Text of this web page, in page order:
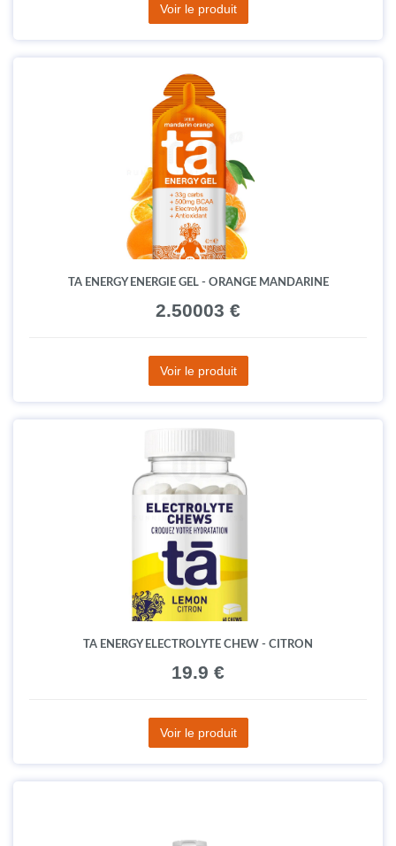
Voir le produit
TA ENERGY ENERGIE GEL - ORANGE MANDARINE
2.50003 €
Voir le produit
TA ENERGY ELECTROLYTE CHEW - CITRON
19.9 €
Voir le produit